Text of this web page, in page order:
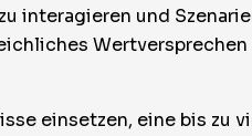
interagieren und
einsetzen, eine bis zu